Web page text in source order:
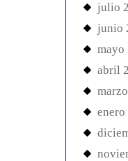
julio
junio
mayo
abril
enero